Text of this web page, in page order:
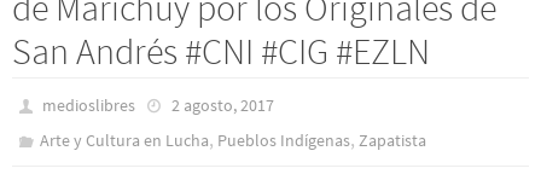
San Andrés #CNI #CIG #EZLN
medioslibres
2 agosto, 2017
Arte y Cultura en Lucha, Pueblos Indí­genas, Zapatista